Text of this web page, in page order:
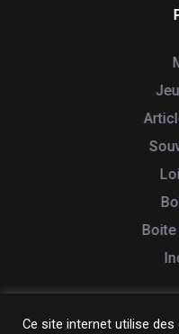
Ce site internet utilise